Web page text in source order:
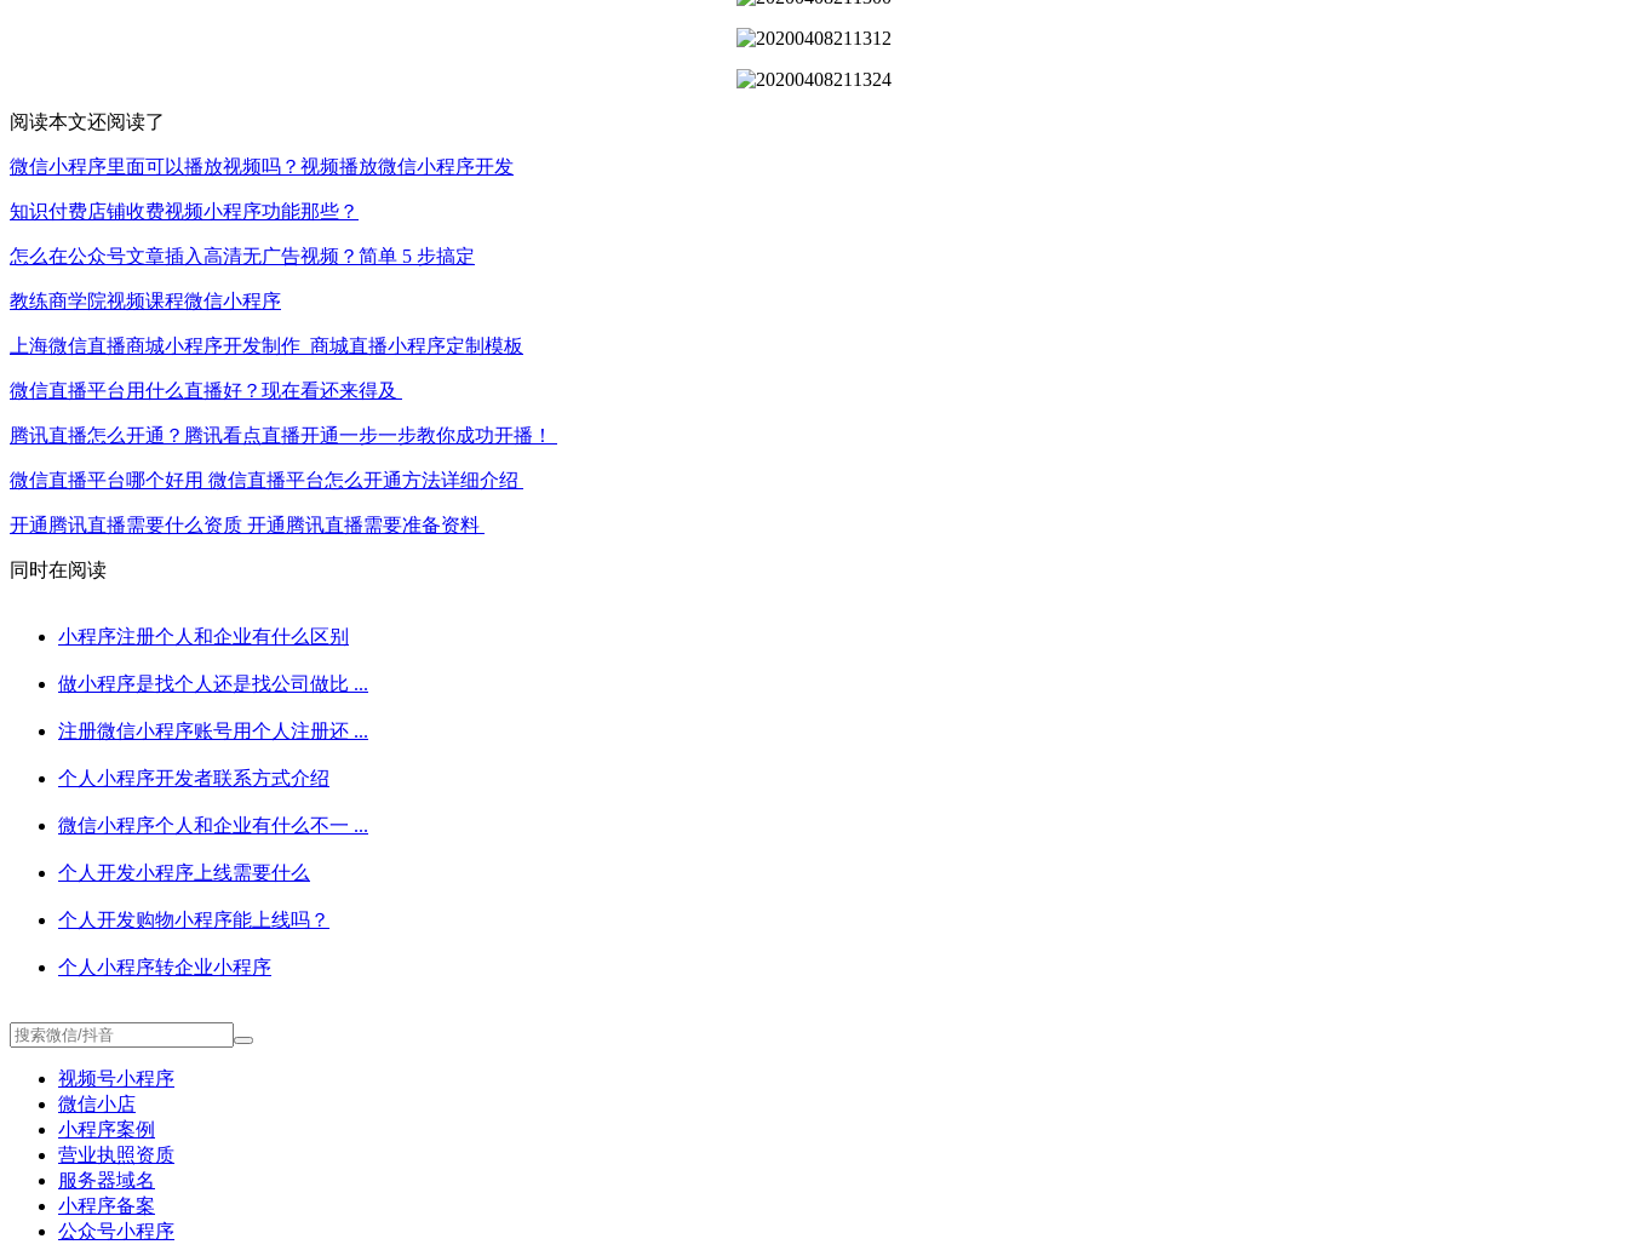
阅读本文还阅读了
微信小程序里面可以播放视频吗？视频播放微信小程序开发
知识付费店铺收费视频小程序功能那些？
怎么在公众号文章插入高清无广告视频？简单 5 步搞定
教练商学院视频课程微信小程序
上海微信直播商城小程序开发制作_商城直播小程序定制模板
微信直播平台用什么直播好？现在看还来得及
腾讯直播怎么开通？腾讯看点直播开通一步一步教你成功开播！
微信直播平台哪个好用 微信直播平台怎么开通方法详细介绍
开通腾讯直播需要什么资质 开通腾讯直播需要准备资料
同时在阅读
小程序注册个人和企业有什么区别
做小程序是找个人还是找公司做比 ...
注册微信小程序账号用个人注册还 ...
个人小程序开发者联系方式介绍
微信小程序个人和企业有什么不一 ...
个人开发小程序上线需要什么
个人开发购物小程序能上线吗？
个人小程序转企业小程序
视频号小程序
微信小店
小程序案例
营业执照资质
服务器域名
小程序备案
公众号小程序